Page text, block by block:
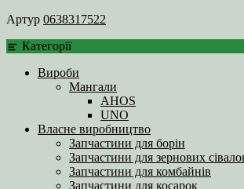
Артур 0638317522
Категорії
Вироби
Мангали
AHOS
UNO
Власне виробництво
Запчастини для борін
Запчастини для зернових
Запчастини для комбайнів
Запчастини для косарок